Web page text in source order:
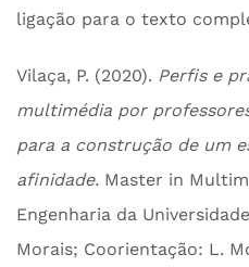
ligação para o texto
Vilaça, P. (2020). Perfis e
multimédia por
para a construção de um
afinidade. Master in
Engenharia da
Morais; Coorientação: L.